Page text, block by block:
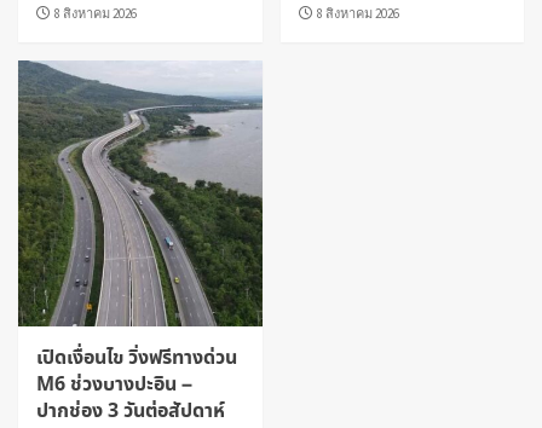
8 สิงหาคม 2026 8 สิงหาคม 2026
เปิดเงื่อนไข วิ่งฟรีทางด่วน
M6 ช่วงบางปะอิน –
ปากช่อง 3 วันต่อสัปดาห์